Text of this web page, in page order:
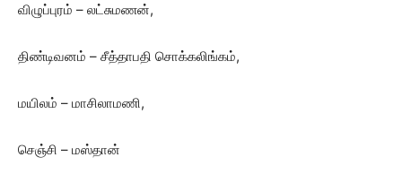
விழுப்புரம் – லட்சுமணன்,
திண்டிவனம் – சீத்தாபதி சொக்கலிங்கம்,
மயிலம் – மாசிலாமணி,
செஞ்சி – மஸ்தான்